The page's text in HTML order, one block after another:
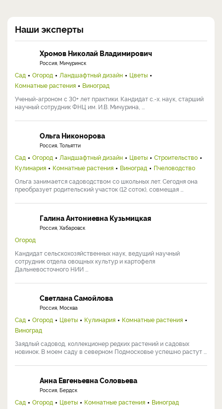
Наши эксперты
Хромов Николай Владимирович
Россия, Мичуринск
Сад Огород Ландшафтный дизайн
Цветы
Комнатные растения
Виноград
Ученый-агроном с 30+ лет практики. Кандидат с.-х. наук, старший
научный сотрудник ФНЦ им. И.В. Мичурина, ...
Ольга Никонорова
Россия, Тольятти
Сад Огород Ландшафтный дизайн Цветы
Строительство
Кулинария
Комнатные растения Виноград
Пчеловодство
Ольга занимается садоводством со школьных лет. Сегодня она
преобразует родительский участок (12 соток), совмещая ...
Галина Антониевна Кузьмицкая
Россия, Хабаровск
Огород
Кандидат сельскохозяйственных наук, ведущий научный
сотрудник отдела овощных культур и картофеля
Дальневосточного НИИ ...
Светлана Самойлова
Россия, Москва
Сад Огород Цветы Кулинария
Комнатные растения
Виноград
Заядлый садовод, коллекционер редких растений и садовых
новинок. В моем саду в северном Подмосковье успешно растут ...
Анна Евгеньевна Соловьева
Россия, Бердск
Сад Огород Цветы Комнатные растения
Виноград